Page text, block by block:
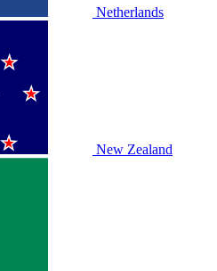
Netherlands
New Zealand